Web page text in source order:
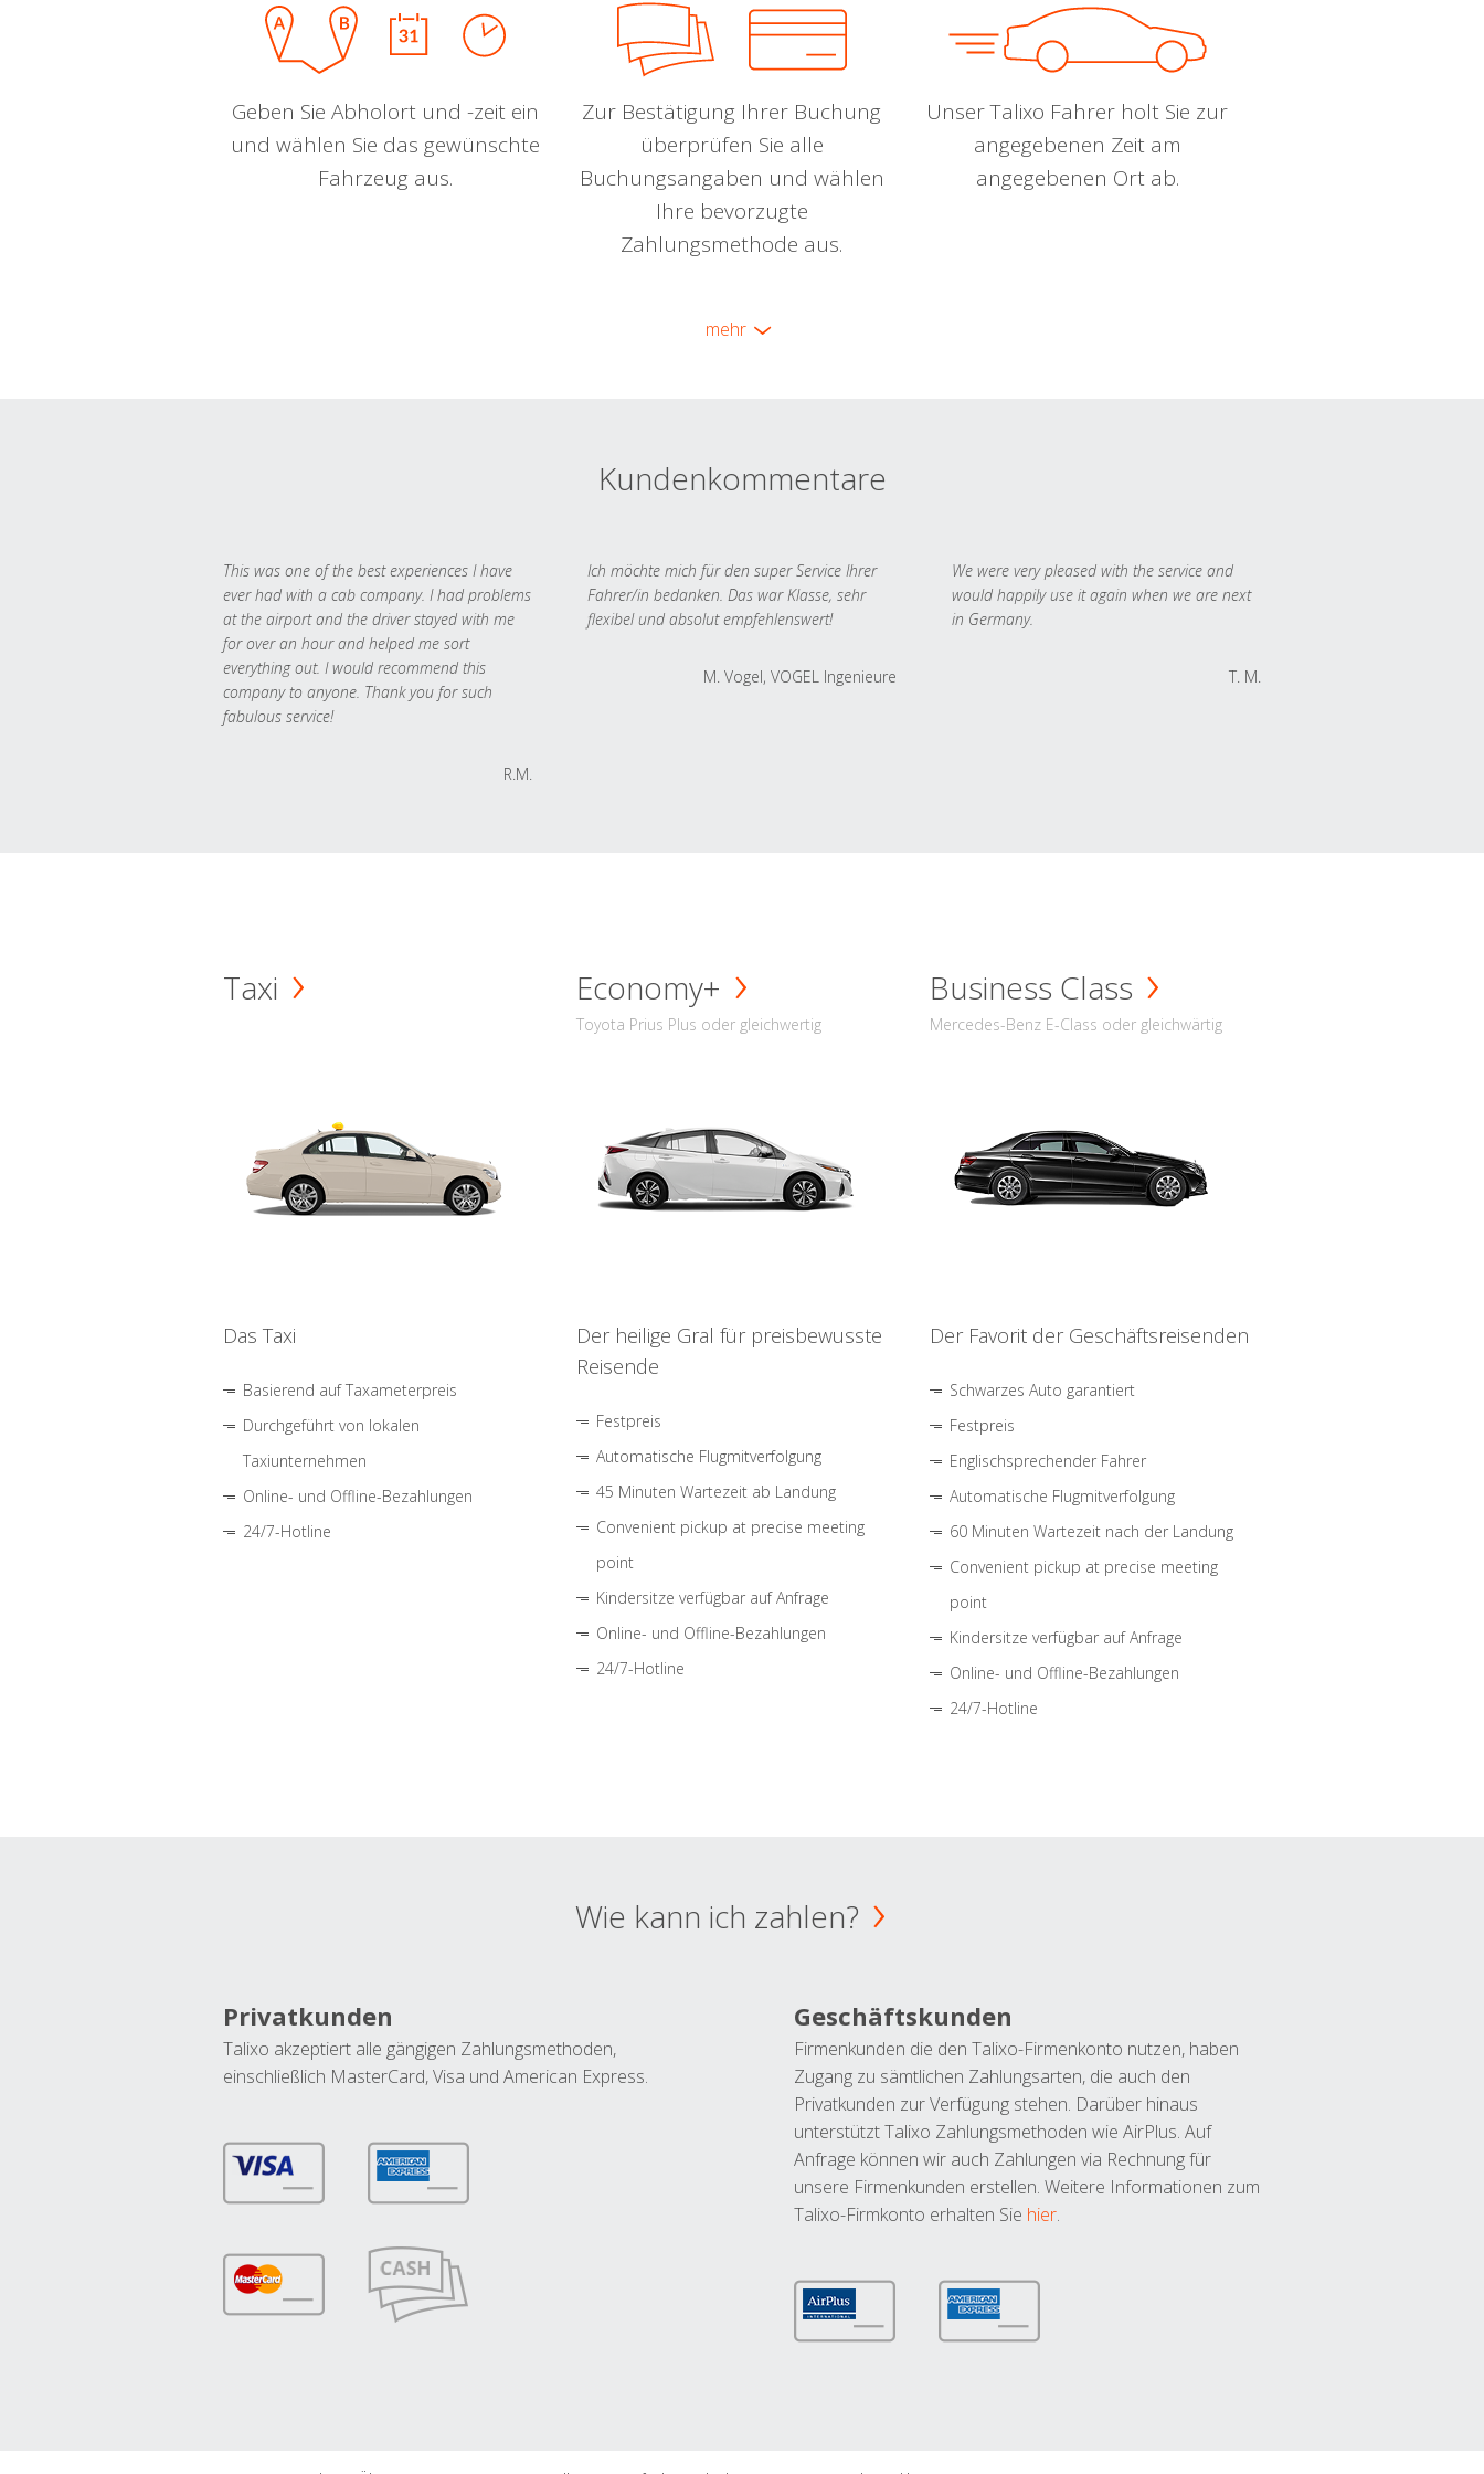
Geben Sie Abholort und -zeit ein
und wählen Sie das gewünschte
Fahrzeug aus.
Zur Bestätigung Ihrer Buchung
überprüfen Sie alle
Buchungsangaben und wählen
Ihre bevorzugte
Zahlungsmethode aus.
Unser Talixo Fahrer holt Sie zur
angegebenen Zeit am
angegebenen Ort ab.
mehr
Kundenkommentare
This was one of the best experiences I have
ever had with a cab company. I had problems
at the airport and the driver stayed with me
for over an hour and helped me sort
everything out. I would recommend this
company to anyone. Thank you for such
fabulous service!
R.M.
Ich möchte mich für den super Service Ihrer
Fahrer/in bedanken. Das war Klasse, sehr
flexibel und absolut empfehlenswert!
M. Vogel, VOGEL Ingenieure
We were very pleased with the service and
would happily use it again when we are next
in Germany.
T. M.
Taxi
Das Taxi
Basierend auf Taxameterpreis
Durchgeführt von lokalen
Taxiunternehmen
Online- und Offline-Bezahlungen
24/7-Hotline
Economy+
Toyota Prius Plus oder gleichwertig
Der heilige Gral für preisbewusste
Reisende
Festpreis
Automatische Flugmitverfolgung
45 Minuten Wartezeit ab Landung
Convenient pickup at precise meeting
point
Kindersitze verfügbar auf Anfrage
Online- und Offline-Bezahlungen
24/7-Hotline
Business Class
Mercedes-Benz E-Class oder gleichwärtig
Der Favorit der Geschäftsreisenden
Schwarzes Auto garantiert
Festpreis
Englischsprechender Fahrer
Automatische Flugmitverfolgung
60 Minuten Wartezeit nach der Landung
Convenient pickup at precise meeting
point
Kindersitze verfügbar auf Anfrage
Online- und Offline-Bezahlungen
24/7-Hotline
Wie kann ich zahlen?
Privatkunden
Talixo akzeptiert alle gängigen Zahlungsmethoden,
einschließlich MasterCard, Visa und American Express.
Geschäftskunden
Firmenkunden die den Talixo-Firmenkonto nutzen, haben
Zugang zu sämtlichen Zahlungsarten, die auch den
Privatkunden zur Verfügung stehen. Darüber hinaus
unterstützt Talixo Zahlungsmethoden wie AirPlus. Auf
Anfrage können wir auch Zahlungen via Rechnung für
unsere Firmenkunden erstellen. Weitere Informationen zum
Talixo-Firmkonto erhalten Sie hier.